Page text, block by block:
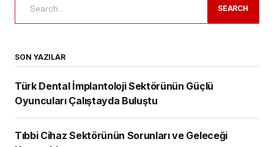
SEARCH
SON YAZILAR
Türk Dental İmplantoloji Sektörünün Güçlü
Oyuncuları Çalıştayda Buluştu
Tıbbi Cihaz Sektörünün Sorunları ve Geleceği